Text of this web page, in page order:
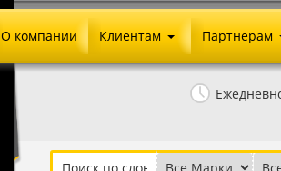
О компании Клиентам
Как сделать заказ
Партнерам
Агентское